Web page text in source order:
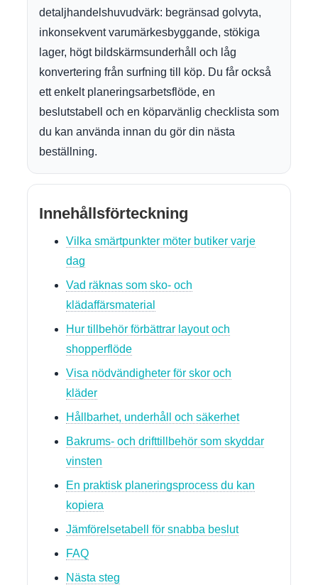
detaljhandelshuvudvärk: begränsad golvyta,
inkonsekvent varumärkesbyggande, stökiga
lager, högt bildskärmsunderhåll och låg
konvertering från surfning till köp. Du får också
ett enkelt planeringsarbetsflöde, en
beslutstabell och en köparvänlig checklista som
du kan använda innan du gör din nästa
beställning.
Innehållsförteckning
Vilka smärtpunkter möter butiker varje
dag
Vad räknas som sko- och
klädaffärsmaterial
Hur tillbehör förbättrar layout och
shopperflöde
Visa nödvändigheter för skor och
kläder
Hållbarhet, underhåll och säkerhet
Bakrums- och drifttillbehör som skyddar
vinsten
En praktisk planeringsprocess du kan
kopiera
Jämförelsetabell för snabba beslut
FAQ
Nästa steg